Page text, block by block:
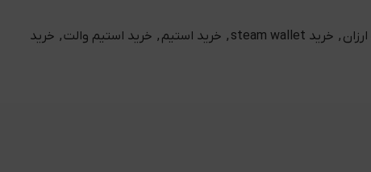
, خرید steam wallet , خرید استیم , خرید استیم والت, خرید